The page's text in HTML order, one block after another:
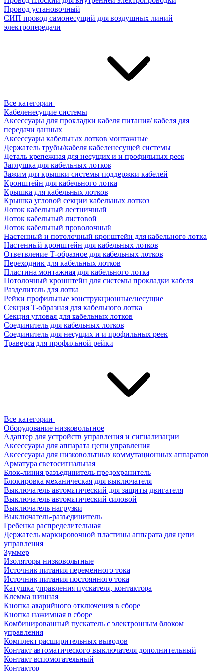
Провод установочный
СИП провод самонесущий для воздушных линий
электропередачи
Все категории
Кабеленесущие системы
Аксессуары для прокладки кабеля питания/ кабеля для
передачи данных
Аксессуары кабельных лотков монтажные
Держатель трубы/кабеля кабеленесущей системы
Деталь крепежная для несущих и и профильных реек
Заглушка для кабельных лотков
Зажим для крышки системы поддержки кабелей
Кронштейн для кабельного лотка
Крышка для кабельных лотков
Крышка угловой секции кабельных лотков
Лоток кабельный лестничный
Лоток кабельный листовой
Лоток кабельный проволочный
Настенный и потолочный кронштейн для кабельного лотка
Настенный кронштейн для кабельных лотков
Ответвление Т-образное для кабельных лотков
Переходник для кабельных лотков
Пластина монтажная для кабельного лотка
Потолочный кронштейн для системы прокладки кабеля
Разделитель для лотка
Рейки профильные конструкционные/несущие
Секция Т-образная для кабельного лотка
Секция угловая для кабельных лотков
Соединитель для кабельных лотков
Соединитель для несущих и и профильных реек
Траверса для профильной рейки
Все категории
Оборудование низковольтное
Адаптер для устройств управления и сигнализации
Аксессуары для аппарата цепи управления
Аксессуары для низковольтных коммутационных аппаратов
Арматура светосигнальная
Блок-линия разъединитель предохранитель
Блокировка механическая для выключателя
Выключатель автоматический для защиты двигателя
Выключатель автоматический силовой
Выключатель нагрузки
Выключатель-разъединитель
Гребенка распределительная
Держатель маркировочной пластины аппарата для цепи
управления
Зуммер
Изоляторы низковольтные
Источник питания переменного тока
Источник питания постоянного тока
Катушка управления пускателя, контактора
Клемма шинная
Кнопка аварийного отключения в сборе
Кнопка нажимная в сборе
Комбинированный пускатель с электронным блоком
управления
Комплект расширительных выводов
Контакт автоматического выключателя дополнительный
Контакт вспомогательный
Контактор